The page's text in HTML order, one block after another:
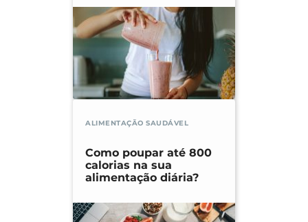
ALIMENTAÇÃO SAUDÁVEL
Como poupar até 800
calorias na sua
alimentação diária?